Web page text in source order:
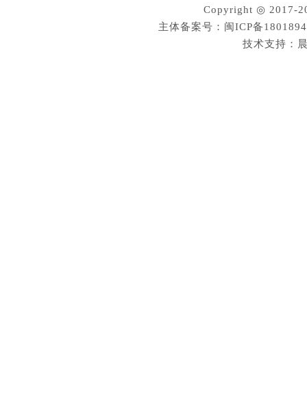
Copyright ◎ 2017-
主体备案号：闽ICP备
技术支持：